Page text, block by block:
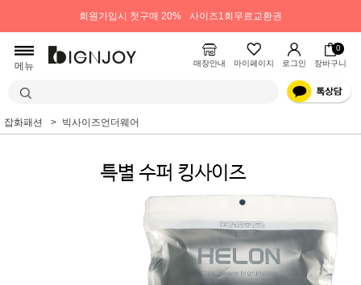
회원가입시 첫구매 20% 사이즈1회무료교환권
메뉴 매장안내 마이페이지 로그인
0
장바구니
잡화패션 빅사이즈언더웨어